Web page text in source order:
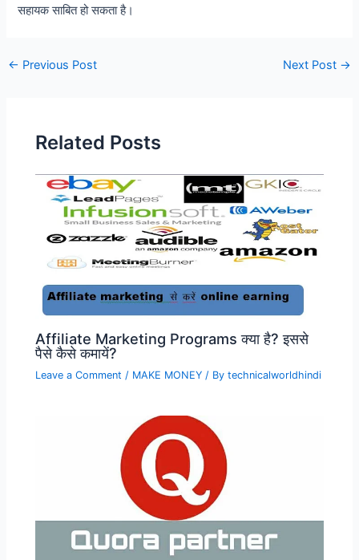
सहायक साबित हो सकता है।
Post
← Previous Post Next Post →
Related Posts
Affiliate Marketing Programs क्या है? इससे
पैसे कैसे कमायें?
Leave a Comment / MAKE MONEY / Bytechnicalworldhindi